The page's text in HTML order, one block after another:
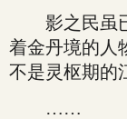
影之民虽已
着金丹境的人
不是灵枢期的
……